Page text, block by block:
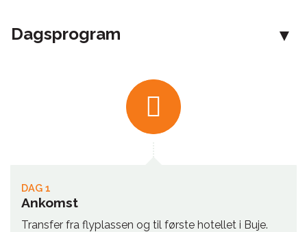
Dagsprogram
DAG 1
Ankomst
Transfer fra flyplassen og til første hotellet i Buje.